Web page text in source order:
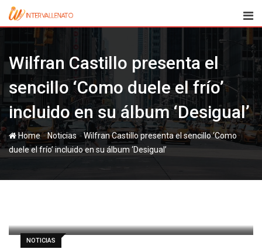
Skip
Wilfran Castillo presenta el
sencillo ‘Como duele el frío’
incluido en su álbum ‘Desigual’
Home-Noticias-Wilfran Castillo presenta el sencillo ‘Como
duele el frío’ incluido en su álbum ‘Desigual’
NOTICIAS
paul
21 enero, 2013